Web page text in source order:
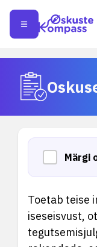
Märgi
Toetab teise
iseseisvust,